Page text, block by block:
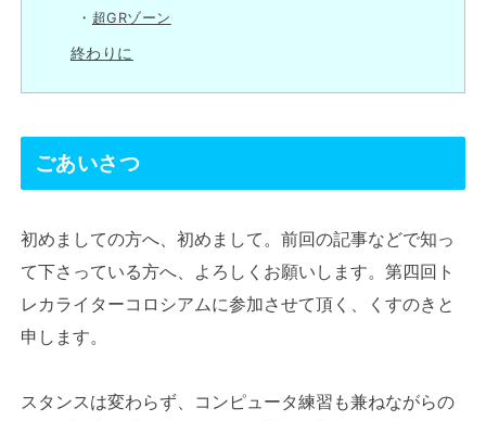
超GRゾーン
終わりに
ごあいさつ
初めましての方へ、初めまして。前回の記事などで知っ
て下さっている方へ、よろしくお願いします。第四回ト
レカライターコロシアムに参加させて頂く、くすのきと
申します。
スタンスは変わらず、コンピュータ練習も兼ねながらの